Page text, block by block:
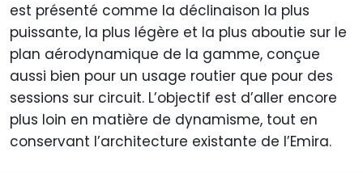
est présenté comme la déclinaison la plus
puissante, la plus légère et la plus aboutie sur le
plan aérodynamique de la gamme, conçue
aussi bien pour un usage routier que pour des
sessions sur circuit. L’objectif est d’aller encore
plus loin en matière de dynamisme, tout en
conservant l’architecture existante de l’Emira.